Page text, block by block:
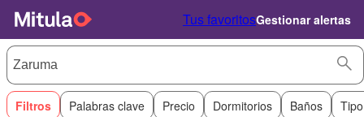
Tus favoritosGestionar alertas
Filtros Palabras clave Precio Dormitorios Baños